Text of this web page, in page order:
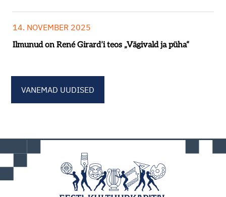
14. NOVEMBER 2025
Ilmunud on René Girard’i teos „Vägivald ja püha“
VANEMAD UUDISED